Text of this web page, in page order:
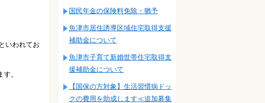
いわれてお
。
国民年金の保険料免除・猶予
魚津市居住誘導区域住宅取得支援
補助金について
魚津市子育て新婚世帯住宅取得支
援補助金について
【国保の方対象】生活習慣病ドッ
クの費用を助成します≪追加募集